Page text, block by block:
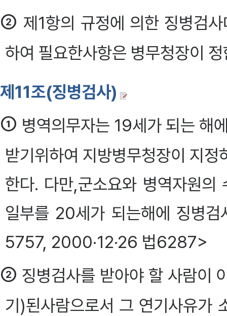
② 제1항의 규정에 의한 징병검
하여 필요한사항은 병무청장이
제11조(징병검사)
① 병역의무자는 19세가 되는 해
받기위하여 지방병무청장이 지
한다. 다만,군소요와 병역자원
일부를 20세가 되는해에 징병
5757, 2000·12·26 법6287>
② 징병검사를 받아야 할 사람이
기)된사람으로서 그 연기사유가